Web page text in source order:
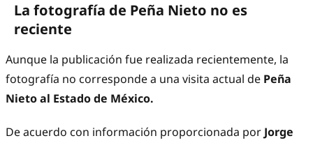
La fotografía de Peña Nieto no es
reciente
Aunque la publicación fue realizada recientemente, la
fotografía no corresponde a una visita actual de Peña
Nieto al Estado de México.
De acuerdo con información proporcionada por Jorge